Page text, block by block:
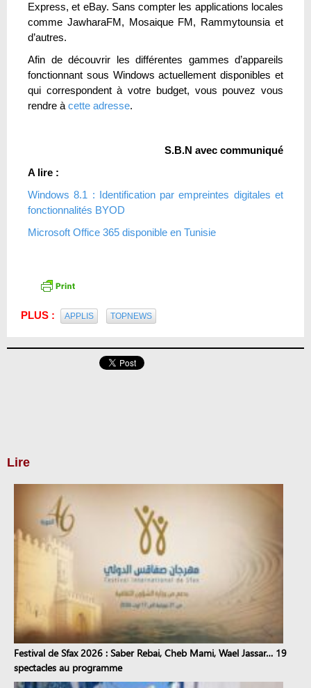
Express, et eBay. Sans compter les applications locales
comme JawharaFM, Mosaique FM, Rammytounsia et
d’autres.
Afin de découvrir les différentes gammes d’appareils
fonctionnant sous Windows actuellement disponibles et
qui correspondent à votre budget, vous pouvez vous
rendre à cette adresse.
S.B.N avec communiqué
A lire :
Windows 8.1 : Identification par empreintes digitales et
fonctionnalités BYOD
Microsoft Office 365 disponible en Tunisie
PLUS : APPLIS TOPNEWS
Lire
Festival de Sfax 2026 : Saber Rebai, Cheb Mami, Wael Jassar… 19
spectacles au programme